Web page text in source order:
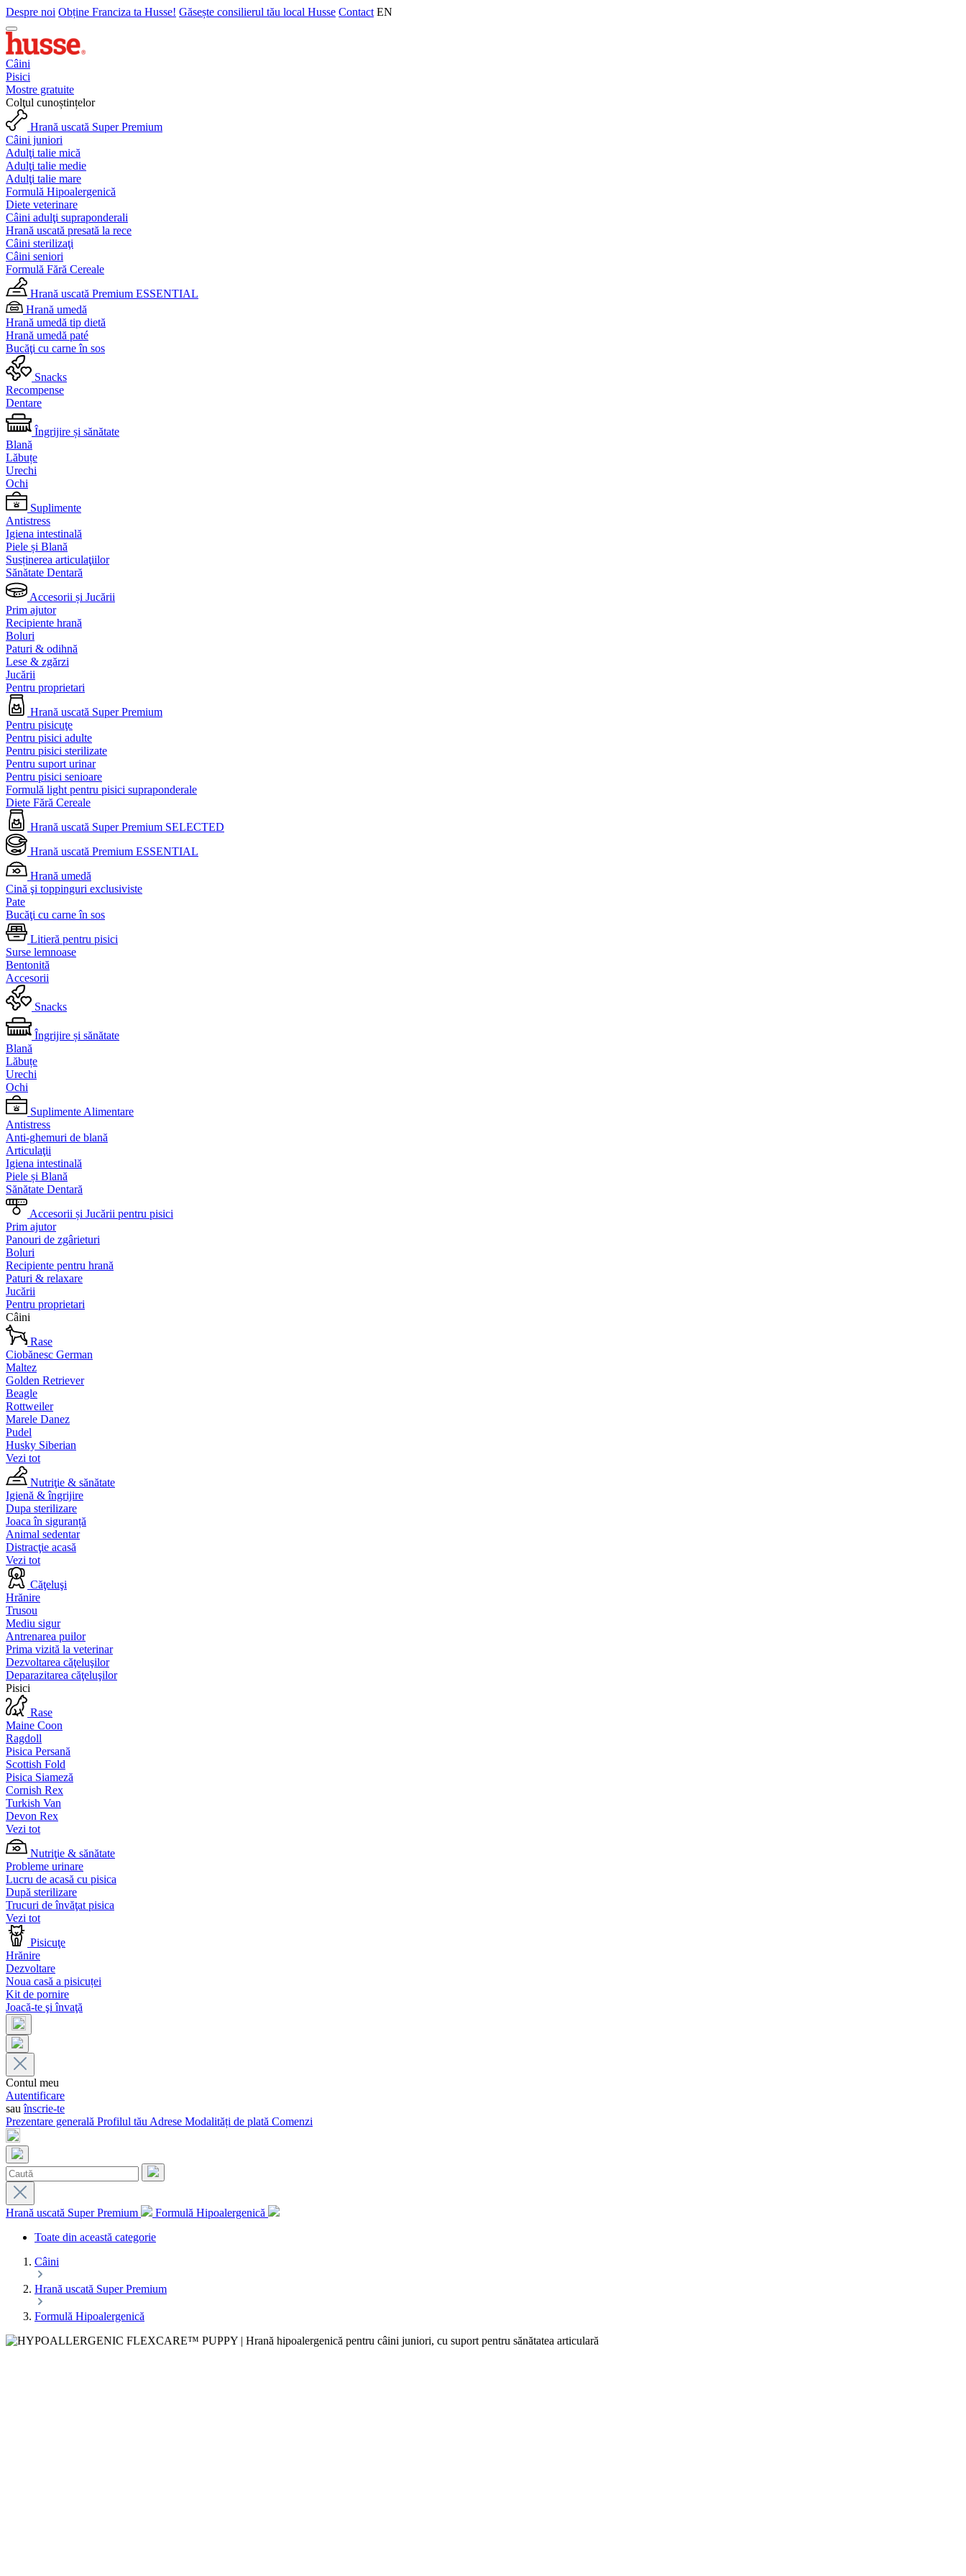
Despre noi Obține Franciza ta Husse! Găsește consilierul tău local Husse Contact EN
Câini
Pisici
Mostre gratuite
Colţul cunoștințelor
Hrană uscată Super Premium
Câini juniori
Adulţi talie mică
Adulţi talie medie
Adulţi talie mare
Formulă Hipoalergenică
Diete veterinare
Câini adulţi supraponderali
Hrană uscată presată la rece
Câini sterilizaţi
Câini seniori
Formulă Fără Cereale
Hrană uscată Premium ESSENTIAL
Hrană umedă
Hrană umedă tip dietă
Hrană umedă paté
Bucăţi cu carne în sos
Snacks
Recompense
Dentare
Îngrijire și sănătate
Blană
Lăbuțe
Urechi
Ochi
Suplimente
Antistress
Igiena intestinală
Piele și Blană
Susținerea articulaţiilor
Sănătate Dentară
Accesorii și Jucării
Prim ajutor
Recipiente hrană
Boluri
Paturi & odihnă
Lese & zgărzi
Jucării
Pentru proprietari
Hrană uscată Super Premium
Pentru pisicuţe
Pentru pisici adulte
Pentru pisici sterilizate
Pentru suport urinar
Pentru pisici senioare
Formulă light pentru pisici supraponderale
Diete Fără Cereale
Hrană uscată Super Premium SELECTED
Hrană uscată Premium ESSENTIAL
Hrană umedă
Cină şi toppinguri exclusiviste
Pate
Bucăţi cu carne în sos
Litieră pentru pisici
Surse lemnoase
Bentonită
Accesorii
Snacks
Îngrijire și sănătate
Blană
Lăbuțe
Urechi
Ochi
Suplimente Alimentare
Antistress
Anti-ghemuri de blană
Articulaţii
Igiena intestinală
Piele și Blană
Sănătate Dentară
Accesorii și Jucării pentru pisici
Prim ajutor
Panouri de zgârieturi
Boluri
Recipiente pentru hrană
Paturi & relaxare
Jucării
Pentru proprietari
Câini
Rase
Ciobănesc German
Maltez
Golden Retriever
Beagle
Rottweiler
Marele Danez
Pudel
Husky Siberian
Vezi tot
Nutriţie & sănătate
Igienă & îngrijire
Dupa sterilizare
Joaca în siguranță
Animal sedentar
Distracţie acasă
Vezi tot
Căţeluşi
Hrănire
Trusou
Mediu sigur
Antrenarea puilor
Prima vizită la veterinar
Dezvoltarea căţeluşilor
Deparazitarea căţeluşilor
Pisici
Rase
Maine Coon
Ragdoll
Pisica Persană
Scottish Fold
Pisica Siameză
Cornish Rex
Turkish Van
Devon Rex
Vezi tot
Nutriţie & sănătate
Probleme urinare
Lucru de acasă cu pisica
După sterilizare
Trucuri de învăţat pisica
Vezi tot
Pisicuţe
Hrănire
Dezvoltare
Noua casă a pisicuței
Kit de pornire
Joacă-te şi învaţă
Contul meu
Autentificare
sauînscrie-te
Prezentare generală Profilul tău Adrese Modalități de plată Comenzi
Hrană uscată Super Premium
Formulă Hipoalergenică
Toate din această categorie
Câini
Hrană uscată Super Premium
Formulă Hipoalergenică